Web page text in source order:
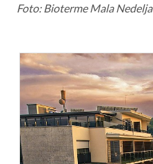
AKTUALNO
Foto: Bioterme Mala Nedelja